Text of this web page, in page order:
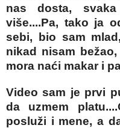
nas dosta,
više....Pa, tako ja
sebi, bio sam
nikad nisam
mora naći makar i
Video sam je prvi
da uzmem
posluži i mene, a